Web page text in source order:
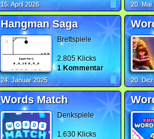
15. April 2026 20. Mai
Hangman Saga
Brettspiele
2.805 Klicks
1 Kommentar
24. Januar 2025 20.
Words Match
Denkspiele
1.630 Klicks